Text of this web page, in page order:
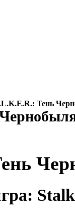
Тень